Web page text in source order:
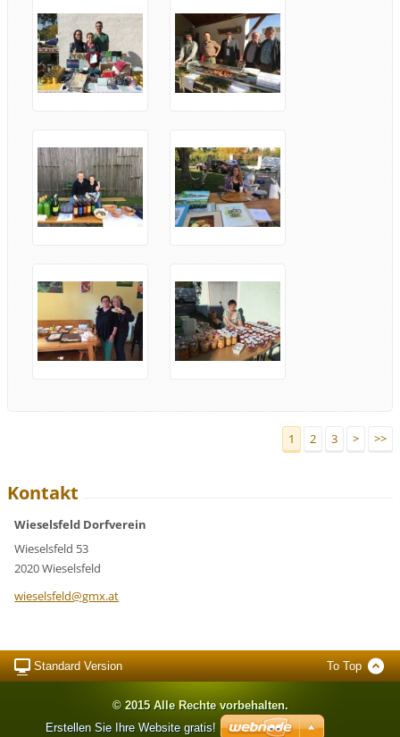
1 2 3 > >>
Kontakt
Wieselsfeld Dorfverein
Wieselsfeld 53
2020 Wieselsfeld
wieselsfeld@gmx.at
Standard Version To Top
© 2015 Alle Rechte vorbehalten.
Erstellen Sie Ihre Website gratis!